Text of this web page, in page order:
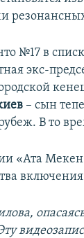
№17 в
экс-
– сын
В то
«Ата